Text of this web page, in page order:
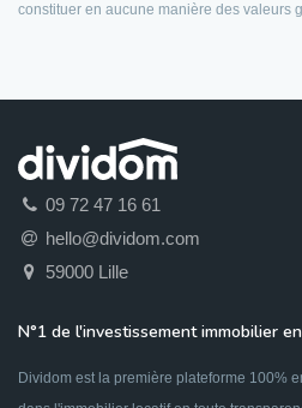
constituer en aucune manière des valeurs
09 72 47 16 61
hello@dividom.com
59000 Lille
N°1 de l'investissement immobilier
Dividom est la première plateforme 100%